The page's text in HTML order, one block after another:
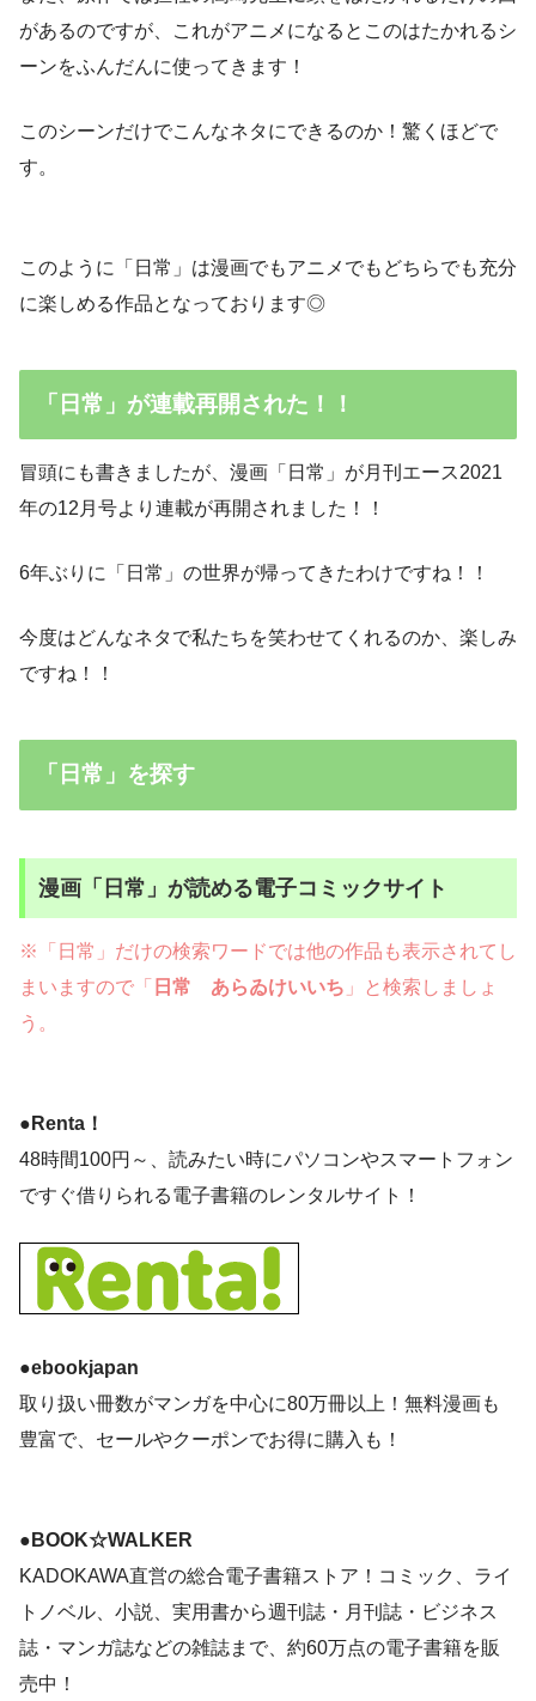
があるのですが、これがアニメになるとこのはたかれるシ
ーンをふんだんに使ってきます！
このシーンだけでこんなネタにできるのか！驚くほどで
す。
このように「日常」は漫画でもアニメでもどちらでも充分
に楽しめる作品となっております◎
「日常」が連載再開された！！
冒頭にも書きましたが、漫画「日常」が月刊エース2021
年の12月号より連載が再開されました！！
6年ぶりに「日常」の世界が帰ってきたわけですね！！
今度はどんなネタで私たちを笑わせてくれるのか、楽しみ
ですね！！
「日常」を探す
漫画「日常」が読める電子コミックサイト
※「日常」だけの検索ワードでは他の作品も表示されてし
まいますので「 日常 あらゐけいいち 」と検索しましょ
う。
●Renta！
48時間100円～、読みたい時にパソコンやスマートフォン
ですぐ借りられる電子書籍のレンタルサイト！
●ebookjapan
取り扱い冊数がマンガを中心に80万冊以上！無料漫画も
豊富で、セールやクーポンでお得に購入も！
●BOOK☆WALKER
KADOKAWA直営の総合電子書籍ストア！コミック、ライ
トノベル、小説、実用書から週刊誌・月刊誌・ビジネス
誌・マンガ誌などの雑誌まで、約60万点の電子書籍を販
売中！